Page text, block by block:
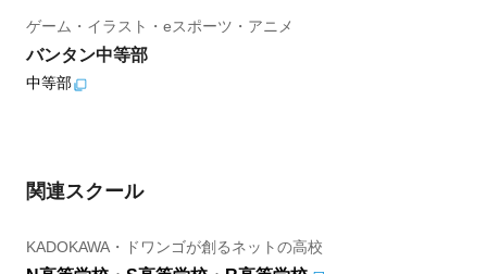
ゲーム・イラスト・eスポーツ・アニメ
バンタン中等部
中等部
関連スクール
KADOKAWA・ドワンゴが創るネットの高校